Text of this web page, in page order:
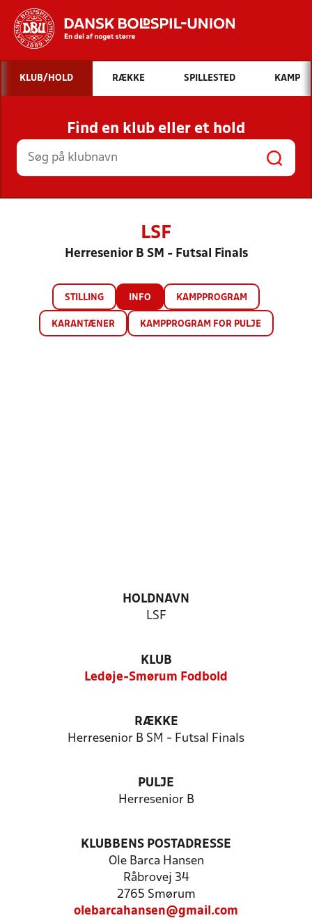
Hvad vil du søge efter?
INDHOLD OG NYHEDER
STILLINGER, RESULTATER, KLUBBER OG
HOLD
KLUB/HOLD RÆKKE SPILLESTED KAMP
Find en klub eller et hold
LSF
Herresenior B SM - Futsal Finals
STILLING INFO KAMPPROGRAM
KARANTÆNER KAMPPROGRAM FOR PULJE
HOLDNAVN
LSF
KLUB
Ledøje-Smørum Fodbold
RÆKKE
Herresenior B SM - Futsal Finals
PULJE
Herresenior B
KLUBBENS POSTADRESSE
Ole Barca Hansen
Råbrovej 34
2765 Smørum
olebarcahansen@gmail.com